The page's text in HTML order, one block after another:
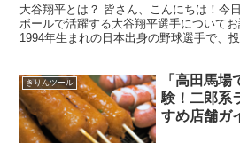
大谷翔平とは？ 皆さん、こんにちは！今
ボールで活躍する大谷翔平選手についてお
1994年生まれの日本出身の野球選手で、
きりんツール
「高田馬
験！二郎系
すめ店舗ガ